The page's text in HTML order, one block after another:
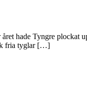
hade Tyngre plockat
fria tyglar […]